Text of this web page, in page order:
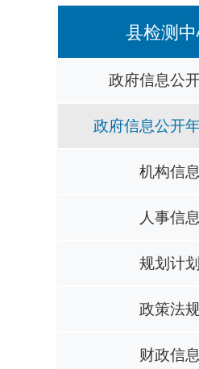
县检测
政府信息公
政府信息公开
机构信息
人事信息
规划计划
政策法
财政信息